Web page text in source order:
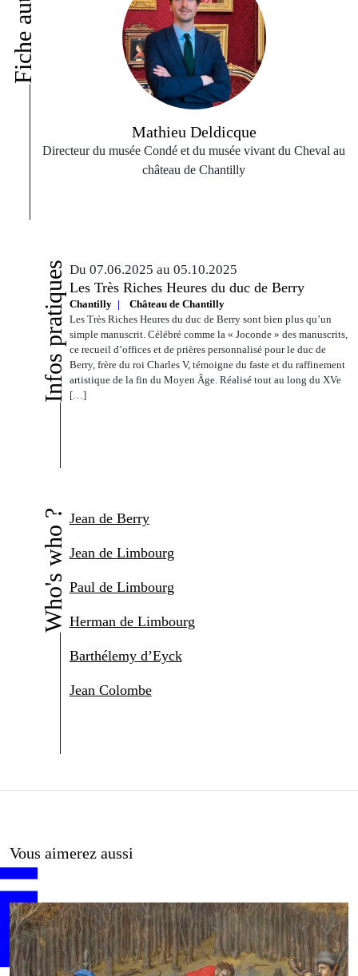
Fiche auteur
Mathieu Deldicque
Directeur du musée Condé et du musée vivant du Cheval au
château de Chantilly
Infos pratiques Du 07.06.2025 au 05.10.2025
Les Très Riches Heures du duc de Berry
Chantilly
Château de Chantilly
Les Très Riches Heures du duc de Berry sont bien plus qu’un
simple manuscrit. Célébré comme la « Joconde » des manuscrits,
ce recueil d’offices et de prières personnalisé pour le duc de
Berry, frère du roi Charles V, témoigne du faste et du raffinement
artistique de la fin du Moyen Âge. Réalisé tout au long du XVe
[…]
Who's who ? Jean de Berry
Jean de Limbourg
Paul de Limbourg
Herman de Limbourg
Barthélemy d’Eyck
Jean Colombe
Vous aimerez aussi